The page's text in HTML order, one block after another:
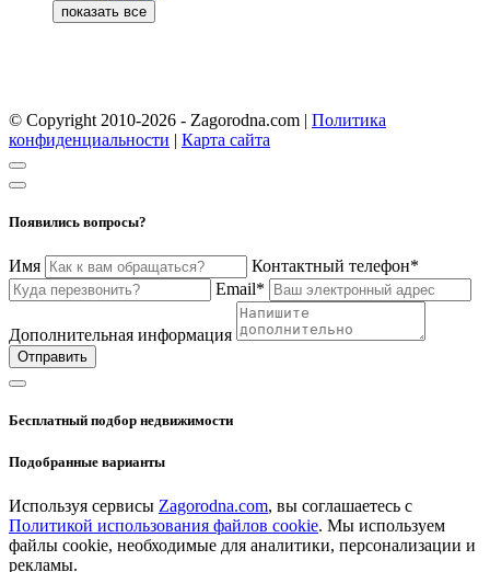
© Copyright 2010-2026 - Zagorodna.com | Политика
конфиденциальности | Карта сайта
Появились вопросы?
Имя
Контактный телефон*
Email*
Дополнительная информация
Отправить
Бесплатный подбор недвижимости
Подобранные варианты
Используя сервисы Zagorodna.com, вы соглашаетесь с
Политикой использования файлов cookie. Мы используем
файлы cookie, необходимые для аналитики, персонализации и
рекламы.